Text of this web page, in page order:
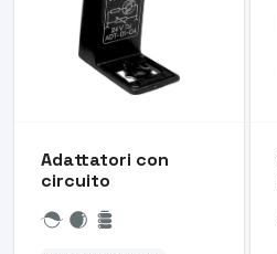
Adattatori con
circuito